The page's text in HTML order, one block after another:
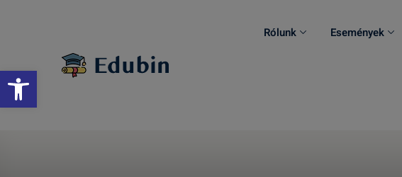
Eszköztár megnyitása
Rólunk Események